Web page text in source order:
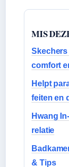
MIS
comfort
Helpt
feiten en
Hwang
relatie
& Tips